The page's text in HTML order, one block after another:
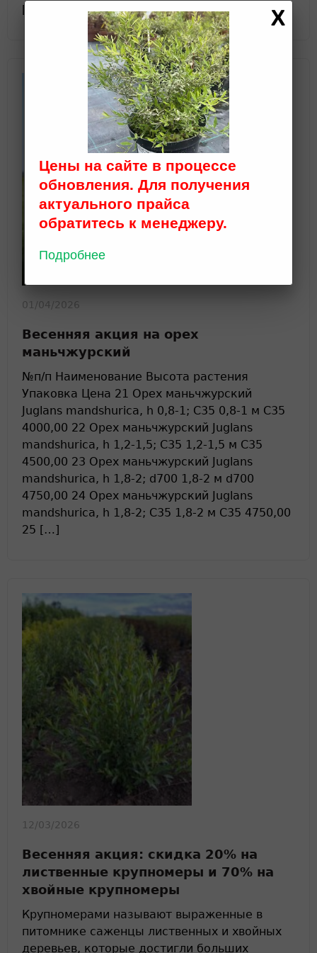
[…]
01/04/2026
Весенняя акция на орех
маньчжурский
№п/п Наименование Высота растения
Упаковка Цена 21 Орех маньчжурский
Juglans mandshurica, h 0,8-1; С35 0,8-1 м С35
4000,00 22 Орех маньчжурский Juglans
mandshurica, h 1,2-1,5; С35 1,2-1,5 м С35
4500,00 23 Орех маньчжурский Juglans
mandshurica, h 1,8-2; d700 1,8-2 м d700
4750,00 24 Орех маньчжурский Juglans
mandshurica, h 1,8-2; С35 1,8-2 м С35 4750,00
25 […]
12/03/2026
Весенняя акция: скидка 20% на
лиственные крупномеры и 70% на
хвойные крупномеры
Крупномерами называют выраженные в
питомнике саженцы лиственных и хвойных
деревьев, которые достигли больших
Цены на сайте в процессе
обновления. Для получения
актуального прайса
обратитесь к менеджеру.
Подробнее